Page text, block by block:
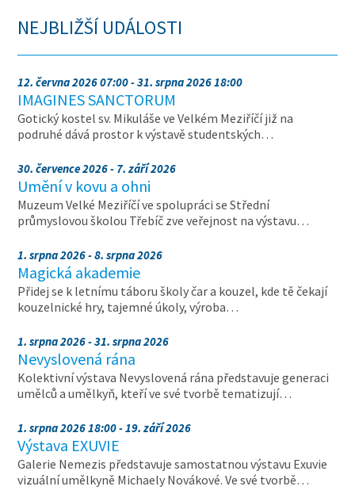
NEJBLIŽŠÍ UDÁLOSTI
12. června 2026 07:00 - 31. srpna 2026 18:00
IMAGINES SANCTORUM
Gotický kostel sv. Mikuláše ve Velkém Meziříčí již na
podruhé dává prostor k výstavě studentských…
30. července 2026 - 7. září 2026
Umění v kovu a ohni
Muzeum Velké Meziříčí ve spolupráci se Střední
průmyslovou školou Třebíč zve veřejnost na výstavu…
1. srpna 2026 - 8. srpna 2026
Magická akademie
Přidej se k letnímu táboru školy čar a kouzel, kde tě čekají
kouzelnické hry, tajemné úkoly, výroba…
1. srpna 2026 - 31. srpna 2026
Nevyslovená rána
Kolektivní výstava Nevyslovená rána představuje generaci
umělců a umělkyň, kteří ve své tvorbě tematizují…
1. srpna 2026 18:00 - 19. září 2026
Výstava EXUVIE
Galerie Nemezis představuje samostatnou výstavu Exuvie
vizuální umělkyně Michaely Novákové. Ve své tvorbě…